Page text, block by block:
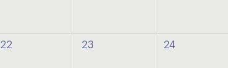
0
22
0
23
0
24